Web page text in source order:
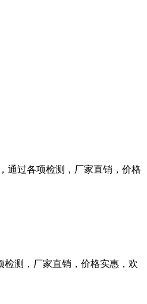
通过各项检测，厂家直销，价格
检测，厂家直销，价格实惠，欢